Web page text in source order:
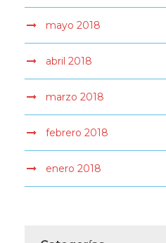
mayo 2018
abril 2018
marzo 2018
febrero 2018
enero 2018